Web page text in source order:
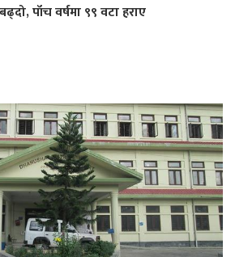
पाँच वर्षमा ९९ वटा हराए